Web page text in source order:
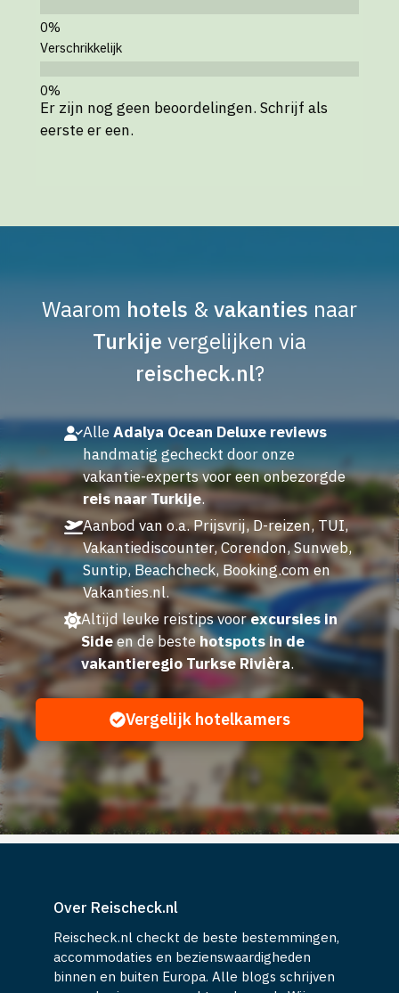
Verschrikkelijk
Er zijn nog geen beoordelingen. Schrijf als
eerste er een.
Waarom hotels &vakanties naar
Turkije vergelijken via
reischeck.nl?
AlleAdalya Ocean Deluxe reviews
handmatig gecheckt door onze
vakantie-experts voor een onbezorgde
reis naar Turkije.
Aanbod van o.a. Prijsvrij, D-reizen, TUI,
Vakantiediscounter, Corendon, Sunweb,
Suntip, Beachcheck, Booking.com en
Vakanties.nl.
Altijd leuke reistips voorexcursies in
Sideen de bestehotspots in de
vakantieregio Turkse Rivièra.
Vergelijk hotelkamers
Over Reischeck.nl
Reischeck.nl checkt de beste bestemmingen,
accommodaties en bezienswaardigheden
binnen en buiten Europa. Alle blogs schrijven